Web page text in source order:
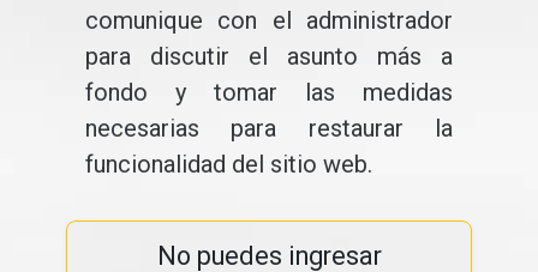
comunique con el administrador
para discutir el asunto más a
fondo y tomar las medidas
necesarias para restaurar la
funcionalidad del sitio web.
No puedes ingresar